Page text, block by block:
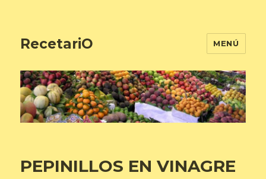
RecetariO MENÚ
PEPINILLOS EN VINAGRE